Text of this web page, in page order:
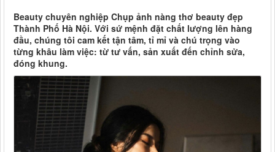
Beauty chuyên nghiệp Chụp ảnh nàng thơ beauty đẹp
Thành Phố Hà Nội. Với sứ mệnh đặt chất lượng lên hàng
đầu, chúng tôi cam kết tận tâm, tỉ mỉ và chú trọng vào
từng khâu làm việc: từ tư vấn, sản xuất đến chỉnh sửa,
đóng khung.